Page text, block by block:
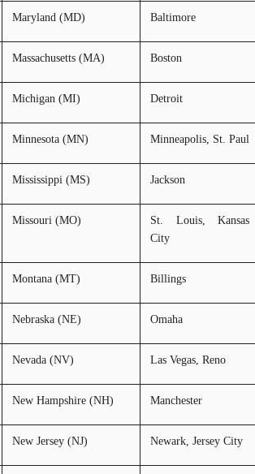
Maryland (MD) Baltimore
Massachusetts (MA) Boston
Michigan (MI) Detroit
Minnesota (MN) Minneapolis, St. Paul
Mississippi (MS) Jackson
Missouri (MO)
St. Louis, Kansas
City
Montana (MT) Billings
Nebraska (NE) Omaha
Nevada (NV) Las Vegas, Reno
New Hampshire (NH) Manchester
New Jersey (NJ) Newark, Jersey City